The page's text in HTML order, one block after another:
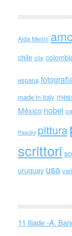
Alda Merini
chile cile
espana
made in italy
México nobel
Pasolini pittura
scrittori
uruguay usa
11 Iliade -A.